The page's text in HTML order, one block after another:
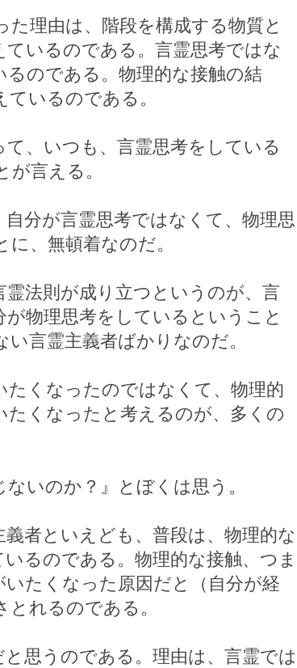
理由は、階段を構成する物質と
ているのである。言霊思考ではな
るのである。物理的な接触の結
いるのである。
、いつも、言霊思考をしている
言える。
分が言霊思考ではなくて、物理思
、無頓着なのだ。
法則が成り立つというのが、言
物理思考をしているということ
言霊主義者ばかりなのだ。
たくなったのではなくて、物理的
たくなったと考えるのが、多くの
ないのか？』とぼくは思う。
者といえども、普段は、物理的な
るのである。物理的な接触、つま
いたくなった原因だと（自分が経
れるのである。
思うのである。理由は、言霊では